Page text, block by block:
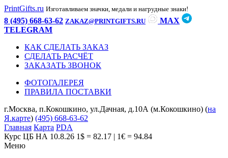
PrintGifts.ru Изготавливаем значки, медали и нагрудные знаки!
8 (495) 668-63-62 ZAKAZ@PRINTGIFTS.RU
MAX
TELEGRAM
КАК СДЕЛАТЬ ЗАКАЗ
СДЕЛАТЬ РАСЧЁТ
ЗАКАЗАТЬ ЗВОНОК
ФОТОГАЛЕРЕЯ
ПРАВИЛА ПОСТАВКИ
г.Москва, п.Кокошкино, ул.Дачная, д.10А (м.Кокошкино) (на
Я.карте) (495) 668-63-62
Главная Карта PDA
Курс ЦБ НА 10.8.26 1$ = 82.17 | 1€ = 94.84
Меню